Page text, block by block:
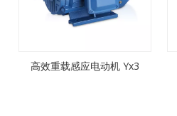
高效重载感应电动机 Yx3